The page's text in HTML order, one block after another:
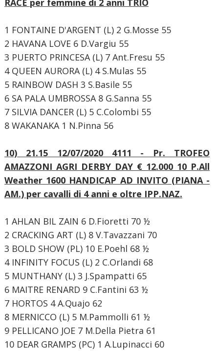
RACE per femmine di 2 anni TRIO
1 FONTAINE D'ARGENT (L) 2 G.Mosse 55
2 HAVANA LOVE 6 D.Vargiu 55
3 PUERTO PRINCESA (L) 7 Ant.Fresu 55
4 QUEEN AURORA (L) 4 S.Mulas 55
5 RAINBOW DASH 3 S.Basile 55
6 SA PALA UMBROSSA 8 G.Sanna 55
7 SILVIA DANCER (L) 5 C.Colombi 55
8 WAKANAKA 1 N.Pinna 56
10) 21.15 12/07/2020 4111 - Pr. TROFEO
AMAZZONI AGRI DERBY DAY € 12.000 10 P.All
Weather 1600 HANDICAP AD INVITO (PIANA -
AM.) per cavalli di 4 anni e oltre IPP.NAZ.
1 AHLAN BIL ZAIN 6 D.Fioretti 70 ½
2 CRACKING ART (L) 8 V.Tavazzani 70
3 BOLD SHOW (PL) 10 E.Poehl 68 ½
4 INFINITY FOCUS (L) 2 C.Orlandi 68
5 MUNTHANY (L) 3 J.Spampatti 65
6 MAITRE RENARD 9 C.Fantini 63 ½
7 HORTOS 4 A.Quajo 62
8 MERNICCO (L) 5 M.Pammolli 61 ½
9 PELLICANO JOE 7 M.Della Pietra 61
10 DEAR GRAMPS (PC) 1 A.Lupinacci 60